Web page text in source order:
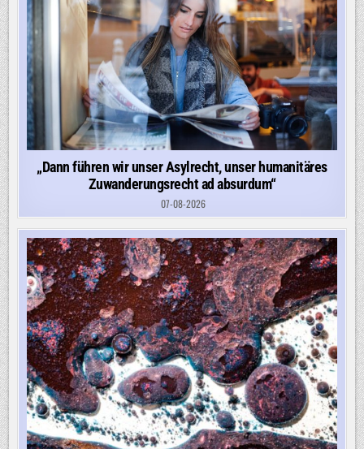
„Dann führen wir unser Asylrecht, unser humanitäres
Zuwanderungsrecht ad absurdum“
07-08-2026